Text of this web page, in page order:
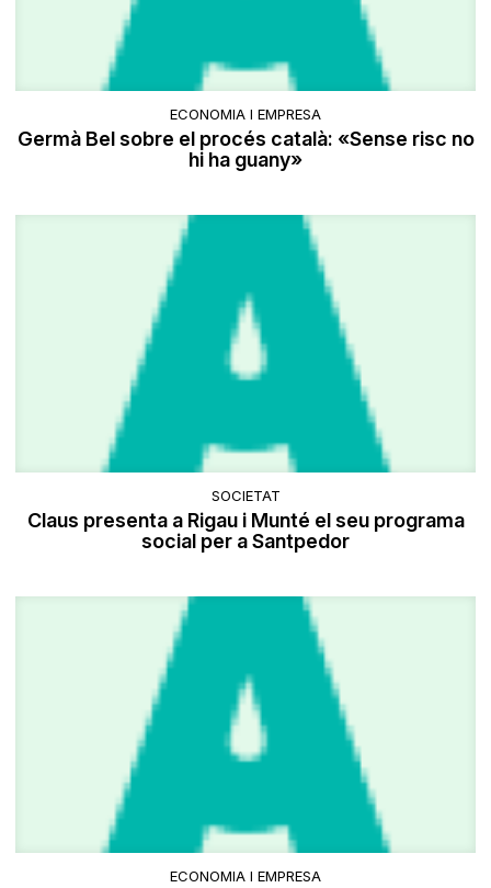
ECONOMIA I EMPRESA
Germà Bel sobre el procés català: «Sense risc no
hi ha guany»
SOCIETAT
Claus presenta a Rigau i Munté el seu programa
social per a Santpedor
ECONOMIA I EMPRESA